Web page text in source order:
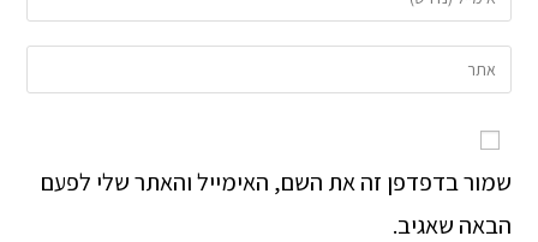
שמור בדפדפן זה את השם, האימייל והאתר שלי לפעם
הבאה שאגיב.